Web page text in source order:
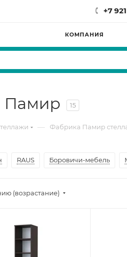
+7
КОМПАНИЯ
Памир 15
— Фабрика Памир
RAUS Боровичи-мебель
(возрастание)